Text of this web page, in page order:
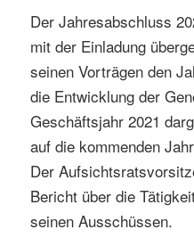
Der Jahresabschluss
mit der Einladung
seinen Vorträgen den
die Entwicklung der
Geschäftsjahr 2021
auf die kommenden
Der
Bericht über die
seinen Ausschüssen.